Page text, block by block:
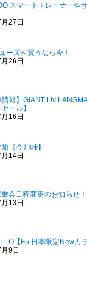
スマートトレーナーや
27日
ーズを買うなら今！
26日
情報】GIANT Liv
セール】
16日
【今川峠】
14日
会日程変更のお知らせ！
13日
【F5 日本限定Newカ
9日